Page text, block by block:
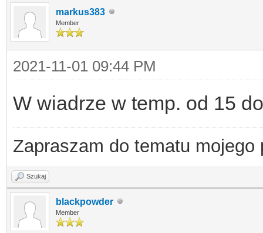
markus383
Member
2021-11-01 09:44 PM
W wiadrze w temp. od 15
Zapraszam do tematu
Szukaj
blackpowder
Member